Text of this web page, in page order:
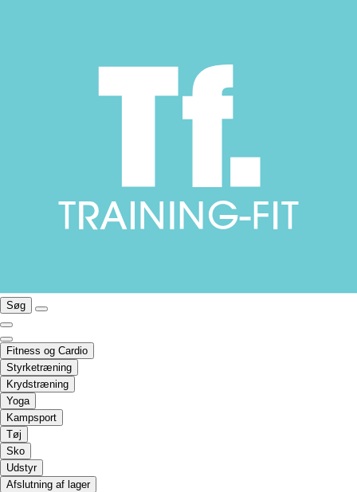
Søg
Fitness og Cardio
Styrketræning
Krydstræning
Yoga
Kampsport
Tøj
Sko
Udstyr
Afslutning af lager